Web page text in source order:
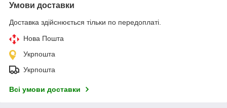
Умови доставки
Доставка здійснюється тільки по передоплаті.
Нова Пошта
Укрпошта
Укрпошта
Всі умови доставки